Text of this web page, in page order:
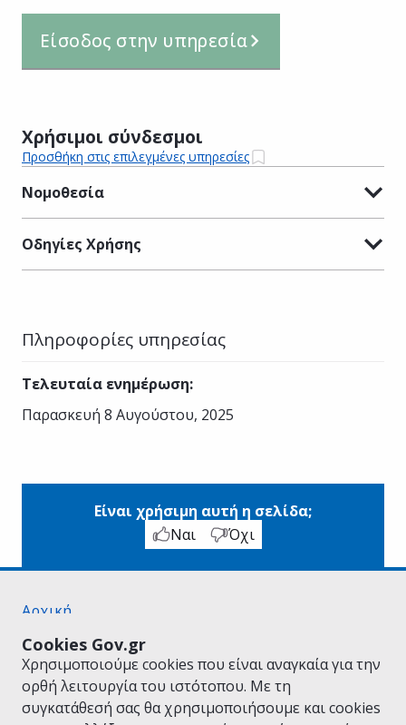
Cookies Gov.gr
Χρησιμοποιούμε cookies που είναι αναγκαία για την
ορθή λειτουργία του ιστότοπου. Με τη
συγκατάθεσή σας θα χρησιμοποιήσουμε και cookies
Είσοδος στην υπηρεσία
Χρήσιμοι σύνδεσμοι
Προσθήκη στις επιλεγμένες υπηρεσίες
Νομοθεσία
Οδηγίες Χρήσης
Πληροφορίες υπηρεσίας
Τελευταία ενημέρωση:
Παρασκευή 8 Αυγούστου, 2025
Είναι χρήσιμη αυτή η σελίδα;
Ναι
Όχι
Αρχική
Όροι Χρήσης
Πολιτική Απορρήτου
Δήλωση προσβασιμότητας
Πολιτική cookies